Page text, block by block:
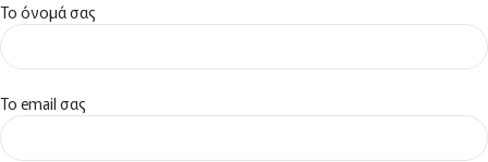
Το όνομά σας
Το email σας